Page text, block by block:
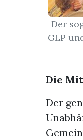
Der
GLP
Die
Der